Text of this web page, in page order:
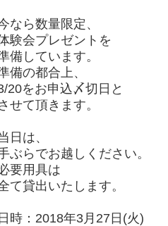
なら数量限定、
験会プレゼントを
備しています。
備の都合上、
20をお申込〆切日と
せて頂きます。
日は、
ぶらでお越しください。
要用具は
て貸出いたします。
日時：2018年3月27日(火)